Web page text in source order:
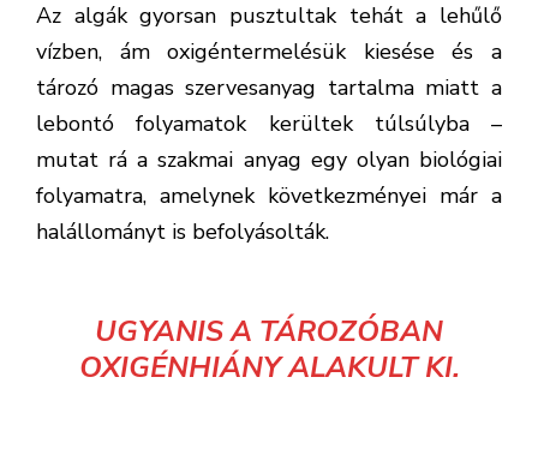
Az algák gyorsan pusztultak tehát a lehűlő
vízben, ám oxigéntermelésük kiesése és a
tározó magas szervesanyag tartalma miatt a
lebontó folyamatok kerültek túlsúlyba –
mutat rá a szakmai anyag egy olyan biológiai
folyamatra, amelynek következményei már a
halállományt is befolyásolták.
UGYANIS A TÁROZÓBAN
OXIGÉNHIÁNY ALAKULT KI.